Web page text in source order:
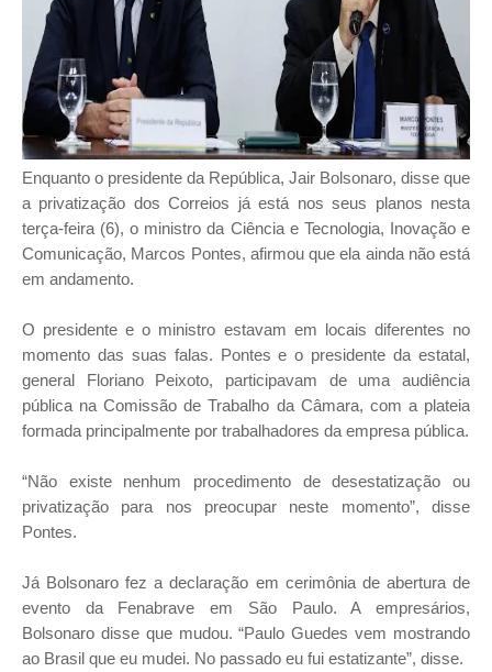
Enquanto o presidente da República, Jair Bolsonaro, disse que
a privatização dos Correios já está nos seus planos nesta
terça-feira (6), o ministro da Ciência e Tecnologia, Inovação e
Comunicação, Marcos Pontes, afirmou que ela ainda não está
em andamento.
O presidente e o ministro estavam em locais diferentes no
momento das suas falas. Pontes e o presidente da estatal,
general Floriano Peixoto, participavam de uma audiência
pública na Comissão de Trabalho da Câmara, com a plateia
formada principalmente por trabalhadores da empresa pública.
“Não existe nenhum procedimento de desestatização ou
privatização para nos preocupar neste momento”, disse
Pontes.
Já Bolsonaro fez a declaração em cerimônia de abertura de
evento da Fenabrave em São Paulo. A empresários,
Bolsonaro disse que mudou. “Paulo Guedes vem mostrando
ao Brasil que eu mudei. No passado eu fui estatizante”, disse.